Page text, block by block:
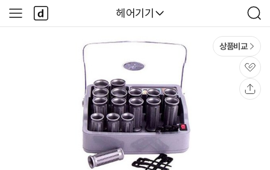
다나와
헤어기기
검
색
사
이
다
나
와
상품비교
관
심